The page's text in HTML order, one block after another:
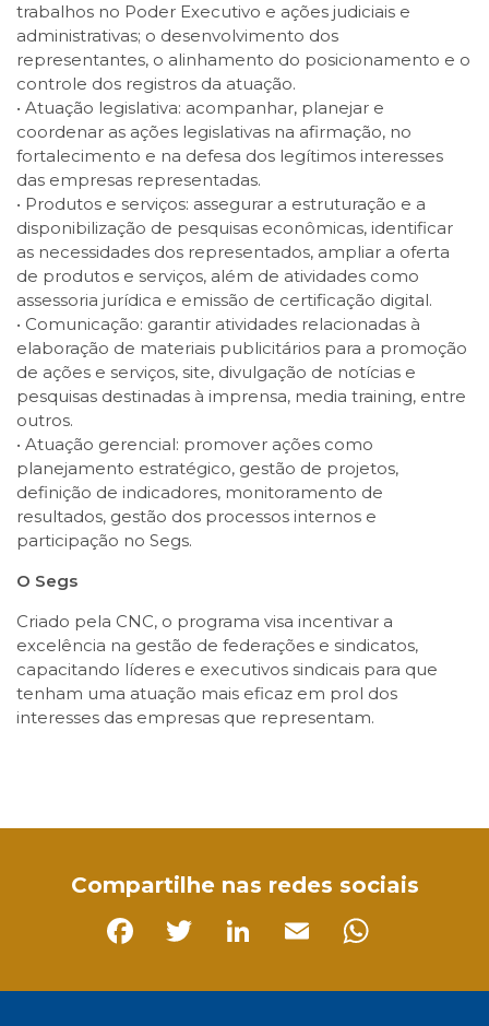
trabalhos no Poder Executivo e ações judiciais e
administrativas; o desenvolvimento dos
representantes, o alinhamento do posicionamento e o
controle dos registros da atuação.
• Atuação legislativa: acompanhar, planejar e
coordenar as ações legislativas na afirmação, no
fortalecimento e na defesa dos legítimos interesses
das empresas representadas.
• Produtos e serviços: assegurar a estruturação e a
disponibilização de pesquisas econômicas, identificar
as necessidades dos representados, ampliar a oferta
de produtos e serviços, além de atividades como
assessoria jurídica e emissão de certificação digital.
• Comunicação: garantir atividades relacionadas à
elaboração de materiais publicitários para a promoção
de ações e serviços, site, divulgação de notícias e
pesquisas destinadas à imprensa, media training, entre
outros.
• Atuação gerencial: promover ações como
planejamento estratégico, gestão de projetos,
definição de indicadores, monitoramento de
resultados, gestão dos processos internos e
participação no Segs.
O Segs
Criado pela CNC, o programa visa incentivar a
excelência na gestão de federações e sindicatos,
capacitando líderes e executivos sindicais para que
tenham uma atuação mais eficaz em prol dos
interesses das empresas que representam.
Compartilhe nas redes sociais